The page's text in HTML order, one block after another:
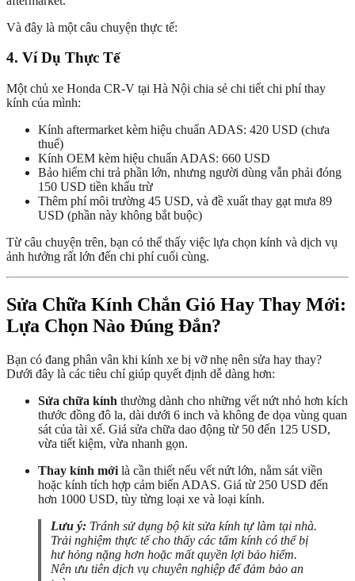
Và đây là một câu chuyện thực tế:
4. Ví Dụ Thực Tế
Một chủ xe Honda CR-V tại Hà Nội chia sẻ chi tiết chi phí thay
kính của mình:
Kính aftermarket kèm hiệu chuẩn ADAS: 420 USD (chưa
thuế)
Kính OEM kèm hiệu chuẩn ADAS: 660 USD
Bảo hiểm chi trả phần lớn, nhưng người dùng vẫn phải đóng
150 USD tiền khấu trừ
Thêm phí môi trường 45 USD, và đề xuất thay gạt mưa 89
USD (phần này không bắt buộc)
Từ câu chuyện trên, bạn có thể thấy việc lựa chọn kính và dịch vụ
ảnh hưởng rất lớn đến chi phí cuối cùng.
Sửa Chữa Kính Chắn Gió Hay Thay Mới:
Lựa Chọn Nào Đúng Đắn?
Bạn có đang phân vân khi kính xe bị vỡ nhẹ nên sửa hay thay?
Dưới đây là các tiêu chí giúp quyết định dễ dàng hơn:
Sửa chữa kính thường dành cho những vết nứt nhỏ hơn kích
thước đồng đô la, dài dưới 6 inch và không đe dọa vùng quan
sát của tài xế. Giá sửa chữa dao động từ 50 đến 125 USD,
vừa tiết kiệm, vừa nhanh gọn.
Thay kính mới là cần thiết nếu vết nứt lớn, nằm sát viền
hoặc kính tích hợp cảm biến ADAS. Giá từ 250 USD đến
hơn 1000 USD, tùy từng loại xe và loại kính.
Lưu ý: Tránh sử dụng bộ kit sửa kính tự làm tại nhà.
Trải nghiệm thực tế cho thấy các tấm kính có thể bị
hư hỏng nặng hơn hoặc mất quyền lợi bảo hiểm.
Nên ưu tiên dịch vụ chuyên nghiệp để đảm bảo an